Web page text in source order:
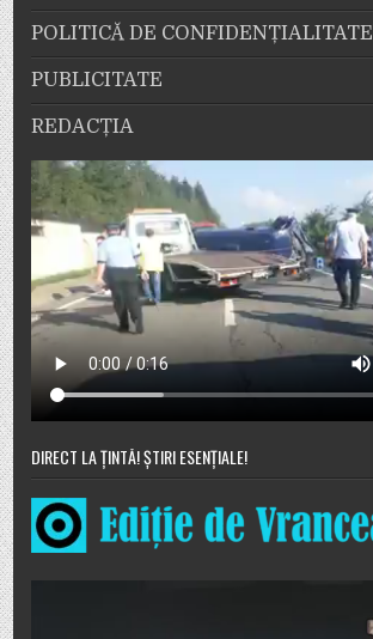
POLITICĂ DE CONFIDENȚIALITATE
PUBLICITATE
REDACȚIA
DIRECT LA ȚINTĂ! ȘTIRI ESENȚIALE!